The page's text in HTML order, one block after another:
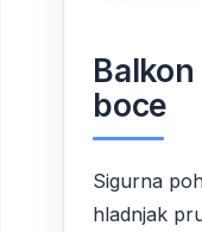
boce
Sigurna
hladnjak